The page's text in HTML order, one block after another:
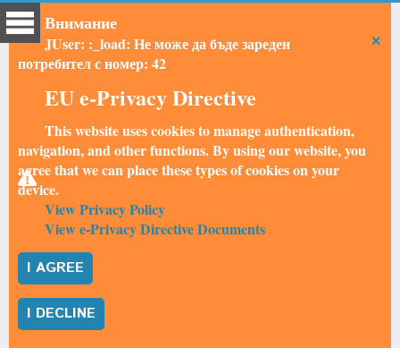
×
Внимание
JUser: :_load: Не може да бъде зареден
потребител с номер: 42
EU e-Privacy Directive
This website uses cookies to manage authentication,
navigation, and other functions. By using our website, you
agree that we can place these types of cookies on your
device.
View Privacy Policy
View e-Privacy Directive Documents
I AGREE
I DECLINE